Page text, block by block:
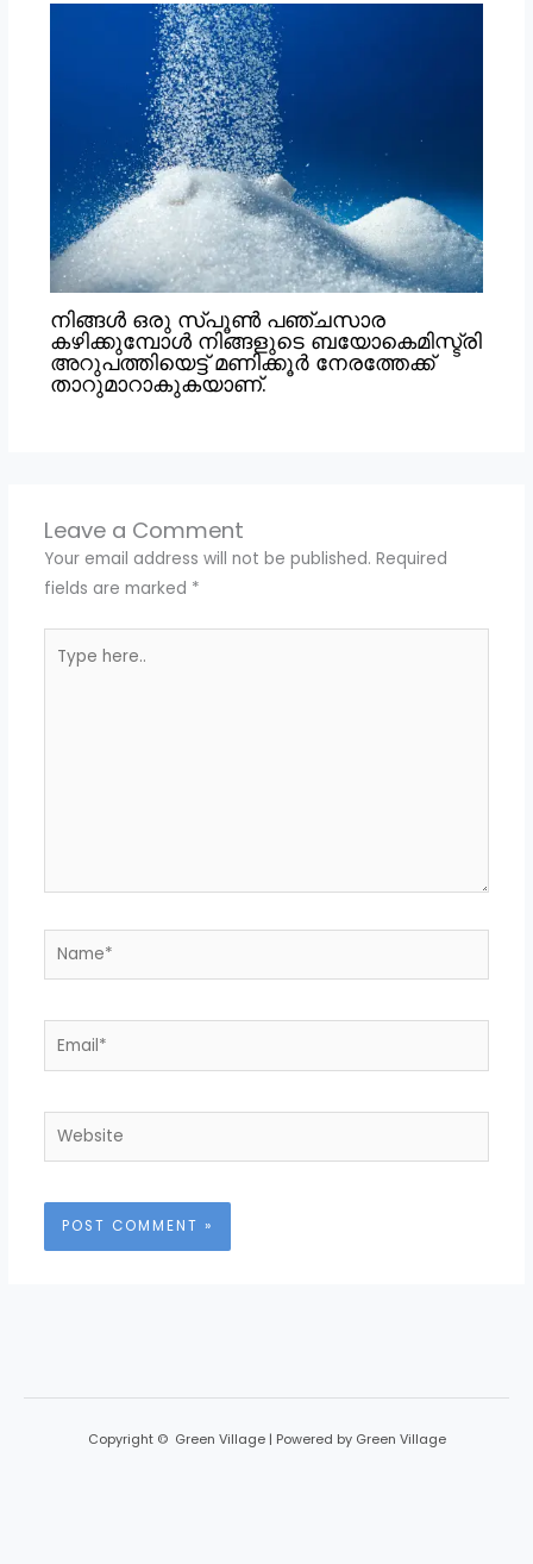
നിങ്ങൾ ഒരു സ്പൂൺ പഞ്ചസാര
കഴിക്കുമ്പോൾ നിങ്ങളുടെ ബയോകെമിസ്ട്രി
അറുപത്തിയെട്ട് മണിക്കൂർ നേരത്തേക്ക്
താറുമാറാകുകയാണ്.
Leave a Comment
Your email address will not be published. Required
fields are marked *
here..
Name*
Email*
Website
Copyright © Green Village | Powered by Green Village